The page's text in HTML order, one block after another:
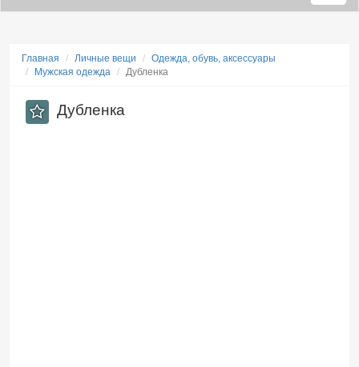
Главная Личные вещи
Одежда, обувь, аксессуары
Мужская одежда
Дубленка
Дубленка